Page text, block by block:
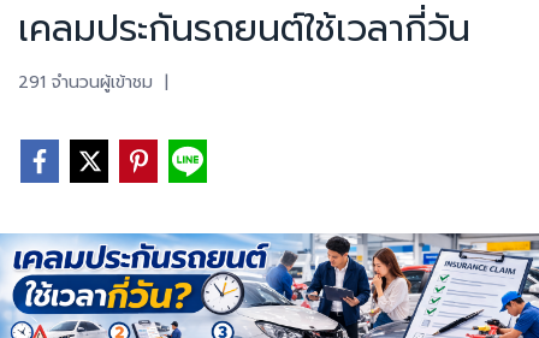
เคลมประกันรถยนต์ใช้เวลากี่วัน
291 จำนวนผู้เข้าชม |